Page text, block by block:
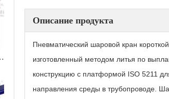
расстояние
Описание продукта
Пневматический шаровой кран
изготовленный методом литья по
конструкцию с платформой ISO 5211
направления среды в трубопроводе.